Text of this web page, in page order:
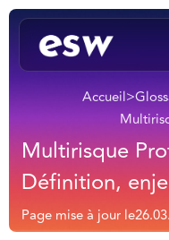
Accueil>
Multirisque
Définition,
Page mise à jour le